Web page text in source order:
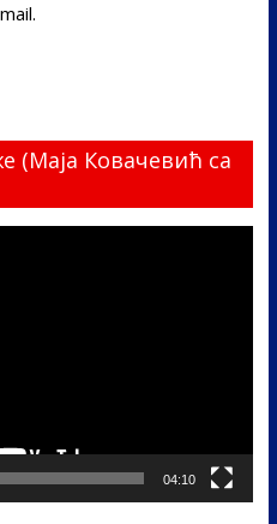
(Маја Ковачевић са
04:10